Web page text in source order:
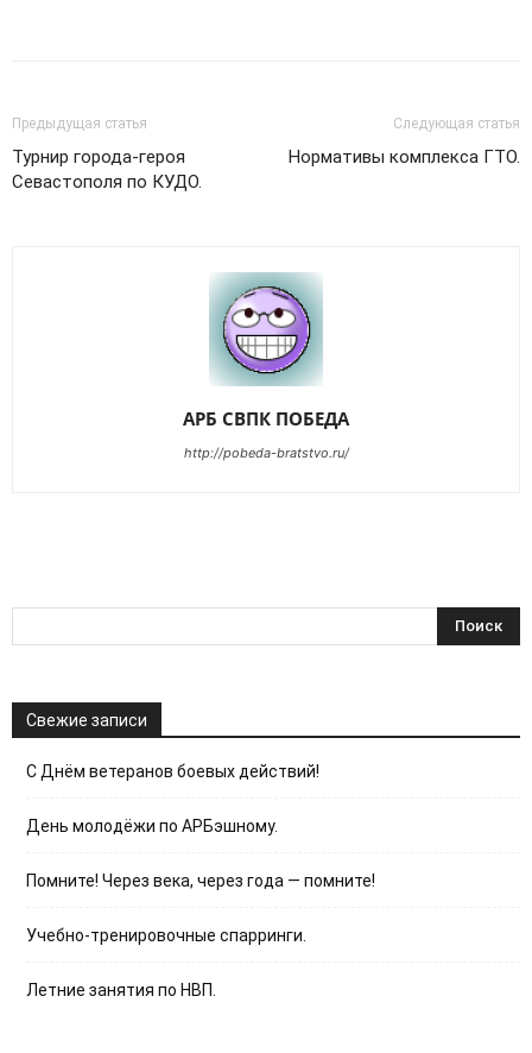
Предыдущая статья
Турнир города-героя
Севастополя по КУДО.
Следующая статья
Нормативы комплекса ГТО.
АРБ СВПК ПОБЕДА
http://pobeda-bratstvo.ru/
Свежие записи
С Днём ветеранов боевых действий!
День молодёжи по АРБэшному.
Помните! Через века, через года — помните!
Учебно-тренировочные спарринги.
Летние занятия по НВП.